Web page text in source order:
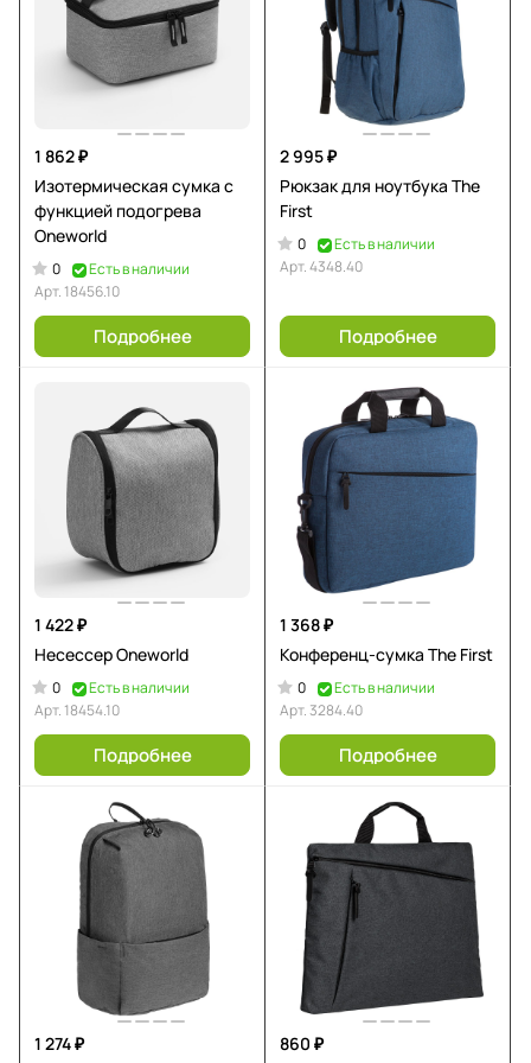
1 862 ₽
Изотермическая сумка с
функцией подогрева
Oneworld
0
Есть в наличии
Арт. 18456.10
Подробнее
2 995 ₽
Рюкзак для ноутбука The
First
0
Есть в наличии
Арт.4348.40
Подробнее
1 422 ₽
Несессер Oneworld
0
Есть в наличии
Арт. 18454.10
Подробнее
1 368 ₽
Конференц-сумка The First
0
Есть в наличии
Арт.3284.40
Подробнее
1 274 ₽
860 ₽